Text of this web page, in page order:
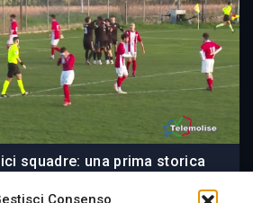
Consenso
squadre: una prima storica